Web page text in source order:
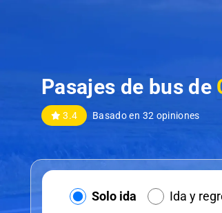
Pasajes de bus de
3.4 Basado en 32 opiniones
Solo ida Ida y